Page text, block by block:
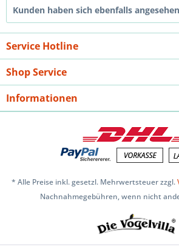
Kunden haben sich ebenfalls angesehen
Service Hotline
Shop Service
Informationen
* Alle Preise inkl. gesetzl. Mehrwertsteuer zzgl.
Nachnahmegebühren, wenn nicht